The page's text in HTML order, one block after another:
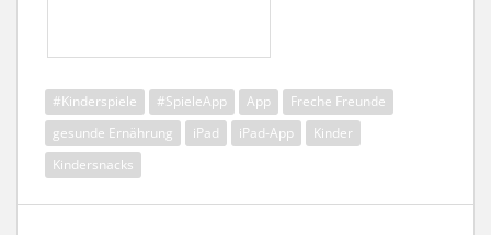
#Kinderspiele #SpieleApp App
Freche Freunde
gesunde Ernährung
iPad iPad-App
Kinder
Kindersnacks